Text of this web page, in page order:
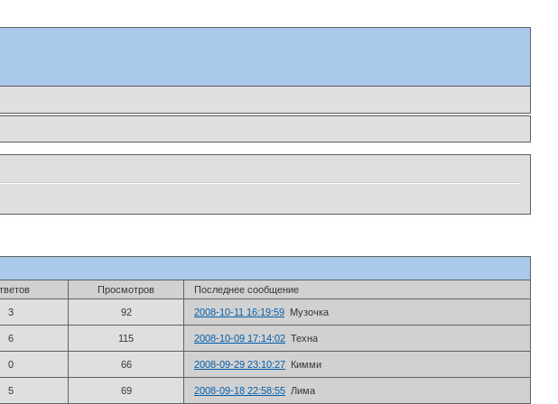
Просмотров Последнее сообщение
3 92 2008-10-11 16:19:59 Музочка
6 115 2008-10-09 17:14:02 Техна
0 66 2008-09-29 23:10:27 Кимми
5 69 2008-09-18 22:58:55 Лима